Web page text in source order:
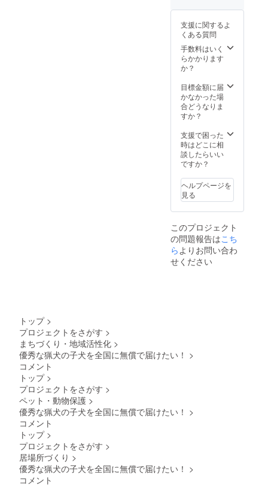
上の同
伴者が
いらっ
しゃる
場合
伴者
分、ご
支援を
よろし
い致し
ます。
小学生
以下は
ご自身
のお子
さん、
り、無
料で
す。 ※
死亡、
怪我、
病気に
利用し
て頂い
ても構
いませ
ん。
ど長い
名称の
場合は
文字が
小さく
なる場
す。 企
業さん
名や店
自身の
YouTub
eチャン
ネル名
広告と
してご
利用し
て頂い
いませ
ん。
したい
お名前
をご記
入くだ
さい。
その
に反す
るよう
な名称
さい。
文字の
他、企
業ロ
ナーな
ども受
け付け
ます。
文字の
大きさ
は一文
字3cm
以上で
れるま
設置後
をご紹
介した
り、
YouTub
したり
します
ので、
備考欄
したい
お名前
をご記
入くだ
その
際、公
序良俗
に反す
な名称
はお控
えくだ
さい。
文字の
支援に関するよ
くある質問
手数料はいく
らかかります
か？
目標金額に届
かなかった場
合どうなりま
すか？
支援で困った
時はどこに相
談したらいい
ですか？
ヘルプページを
見る
このプロジェクト
の問題報告はこち
らよりお問い合わ
せください
トップ >
プロジェクトをさがす >
まちづくり・地域活性化 >
優秀な猟犬の子犬を全国に無償で届けたい！ >
コメント
トップ >
プロジェクトをさがす >
ペット・動物保護 >
優秀な猟犬の子犬を全国に無償で届けたい！ >
コメント
トップ >
プロジェクトをさがす >
居場所づくり >
優秀な猟犬の子犬を全国に無償で届けたい！ >
コメント